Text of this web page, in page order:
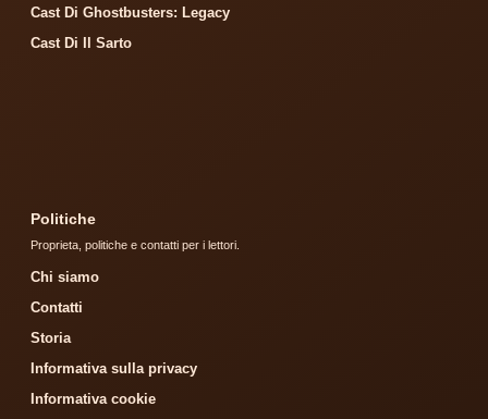
Cast Di Ghostbusters: Legacy
Cast Di Il Sarto
Politiche
Proprieta, politiche e contatti per i lettori.
Chi siamo
Contatti
Storia
Informativa sulla privacy
Informativa cookie